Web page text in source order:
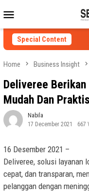
to
contentMenu
Special Content
Home Business Insight
Deliveree
Mudah Dan
Nabila
17 December 2021
667
16 Desember 2021 –
Deliveree, solusi layanan
cepat, dan transparan,
pelanggan dengan